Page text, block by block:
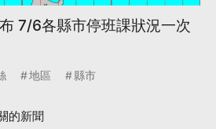
7/6各縣市停班課狀況一次
地區 縣市
的新聞